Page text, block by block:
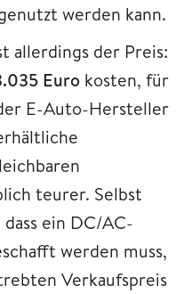
werden kann.
allerdings der Preis:
Euro kosten, für
E-Auto-Hersteller
teurer. Selbst
ein DC/AC-
werden muss,
Verkaufspreis